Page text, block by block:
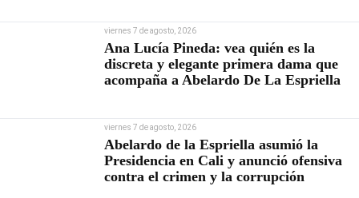
viernes 7 de agosto, 2026
Ana Lucía Pineda: vea quién es la
discreta y elegante primera dama que
acompaña a Abelardo De La Espriella
viernes 7 de agosto, 2026
Abelardo de la Espriella asumió la
Presidencia en Cali y anunció ofensiva
contra el crimen y la corrupción